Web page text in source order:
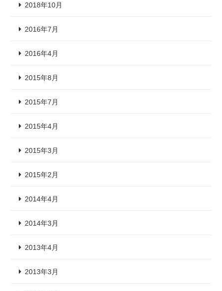
2018年10月
2016年7月
2016年4月
2015年8月
2015年7月
2015年4月
2015年3月
2015年2月
2014年4月
2014年3月
2013年4月
2013年3月